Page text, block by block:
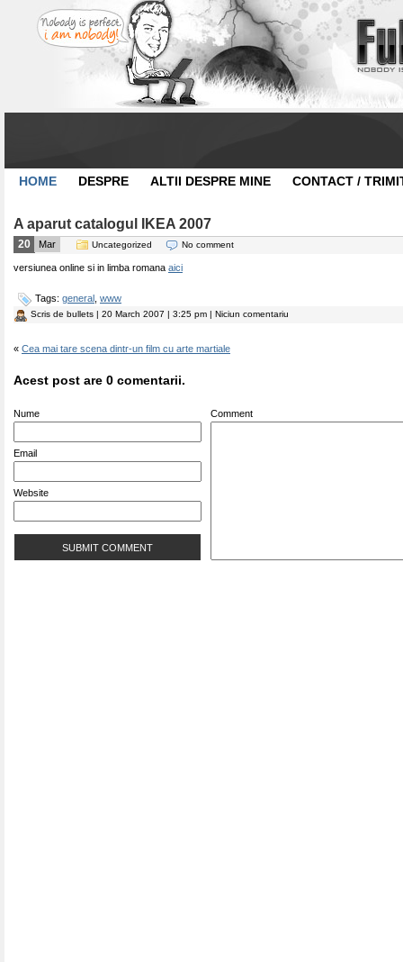
HOME DESPRE ALTII DESPRE MINE CONTACT /
A aparut catalogul IKEA 2007
20 Mar Uncategorized No comment
versiunea online si in limba romana aici
Tags: general www
Scris de bullets | 20 March 2007 | 3:25 pm | Niciun comentariu
« Cea mai tare scena dintr-un film cu arte martiale
Acest post are 0 comentarii.
Nume
Email
Website
Comment